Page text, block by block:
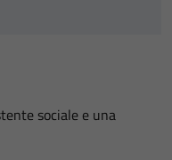
sociale e una